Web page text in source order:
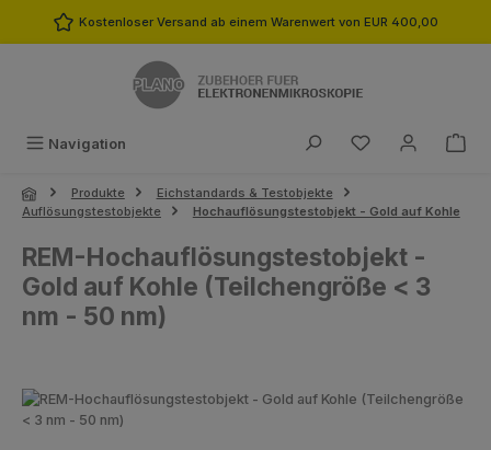
Zum Hauptinhalt springen
Kostenloser Versand ab einem Warenwert von EUR 400,00
Navigation Du hast 0
Produkte
Eichstandards & Testobjekte
Auflösungstestobjekte
Hochauflösungstestobjekt - Gold auf Kohle
REM-Hochauflösungstestobjekt -
Gold auf Kohle (Teilchengröße < 3
nm - 50 nm)
Bildergalerie überspringen